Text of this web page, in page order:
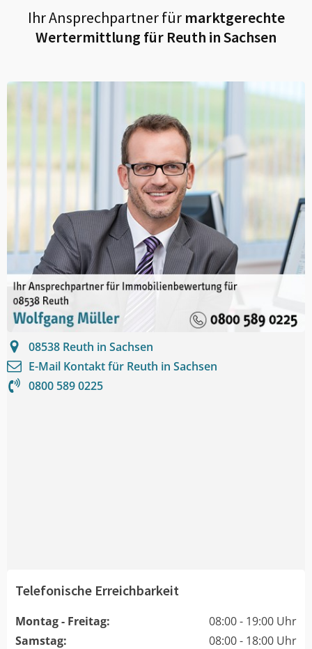
Ihr Ansprechpartner fürmarktgerechte
Wertermittlung für Reuth in Sachsen
08538 Reuth in Sachsen
E-Mail Kontakt für Reuth in Sachsen
0800 589 0225
Telefonische Erreichbarkeit
Montag - Freitag:
08:00 - 19:00 Uhr
Samstag:
08:00 - 18:00 Uhr